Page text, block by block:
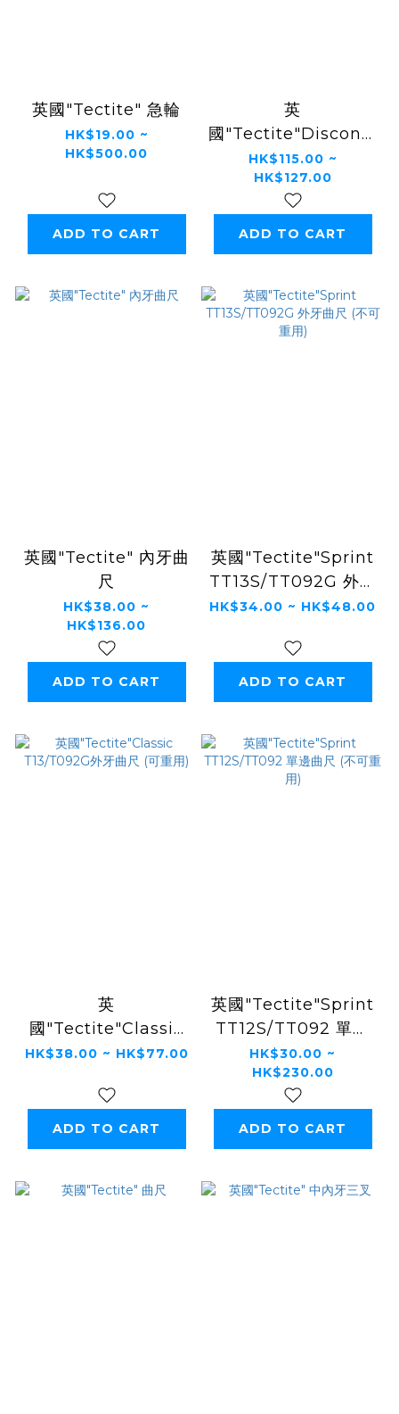
英國"Tectite" 急輪
HK$19.00 ~
HK$500.00
ADD TO CART
英
國
T.DT/305活動推插鉗
HK$115.00 ~
HK$127.00
ADD TO CART
英國"Tectite" 內牙曲
尺
HK$38.00 ~
HK$136.00
ADD TO CART
英國"Tectite"Sprint
TT13S/TT092G 外牙
曲尺 (不可重用)
HK$34.00 ~ HK$48.00
ADD TO CART
英
國"Tectite"Classic
T13/T092G外牙曲尺
HK$38.00 ~ HK$77.00
ADD TO CART
英國"Tectite"Sprint
TT12S/TT092 單邊
曲尺 (不可重用)
HK$30.00 ~
HK$230.00
ADD TO CART